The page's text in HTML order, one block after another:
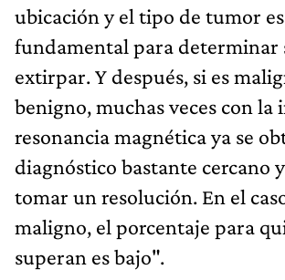
ubicación y el tipo de tumor es
fundamental para determinar
extirpar. Y después, si es
benigno, muchas veces con la
resonancia magnética ya se
diagnóstico bastante cercano
tomar un resolución. En el
maligno, el porcentaje para
superan es bajo".